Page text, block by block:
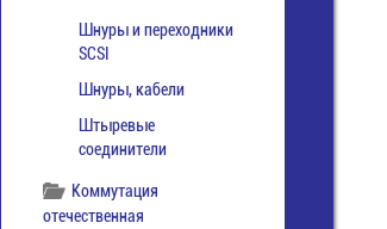
Шнуры и переходники
SCSI
Шнуры, кабели
Штыревые
соединители
Коммутация
отечественная